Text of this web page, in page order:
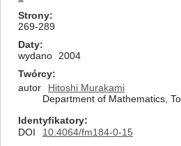
Strony
269-289
Daty
wydano
2004
Twórcy
autor
Hitoshi Murakami
Department of Mathematics,
Identyfikatory
DOI
10.4064/fm184-0-15